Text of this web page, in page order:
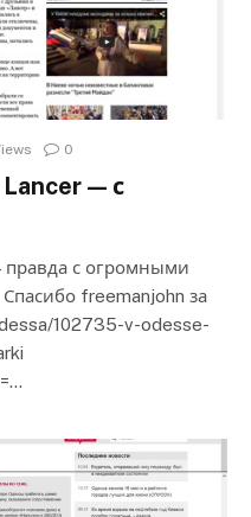
0
— с
правда с огромными
freemanjohn за
102735-v-odesse-